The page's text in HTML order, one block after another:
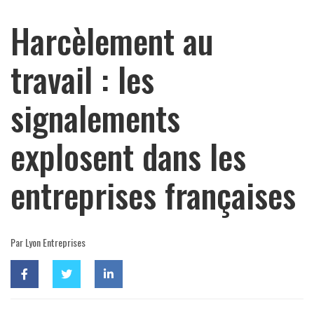
Harcèlement au
travail : les
signalements
explosent dans les
entreprises françaises
Par Lyon Entreprises